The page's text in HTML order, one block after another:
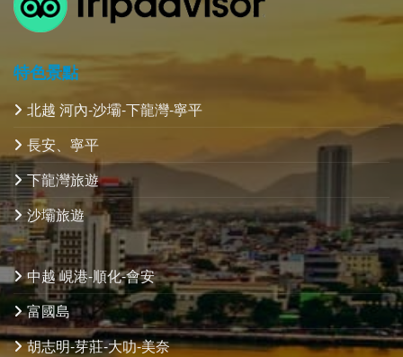
特色景點
北越 河內-沙壩-下龍灣-寧平
長安、寧平
下龍灣旅遊
沙壩旅遊
中越 峴港-順化-會安
富國島
胡志明-芽莊-大叻-美奈